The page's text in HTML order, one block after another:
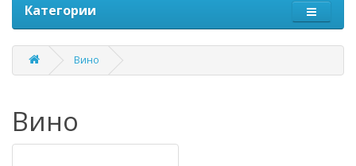
Категории
Вино
Вино